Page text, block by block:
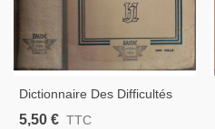
Dictionnaire Des Difficultés
Grammaticales Et
5,50 € TTC